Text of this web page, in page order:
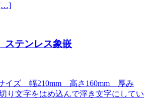
[…]
テンレス象嵌
イズ 幅210mm 高さ160mm 厚み
り文字をはめ込んで浮き文字にしてい